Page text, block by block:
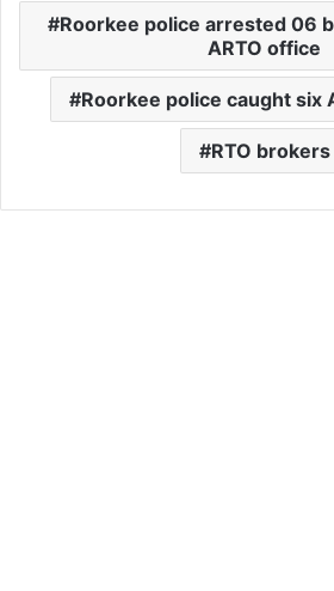
Roorkee police arrested 06
ARTO office
Roorkee police caught six
RTO brokers